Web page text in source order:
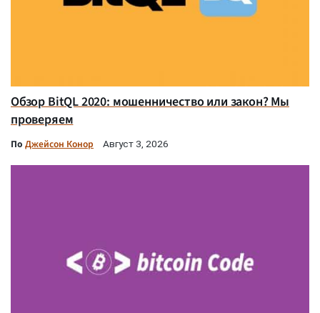
Обзор BitQL 2020: мошенничество или закон? Мы
проверяем
По Джейсон Конор Август 3, 2026